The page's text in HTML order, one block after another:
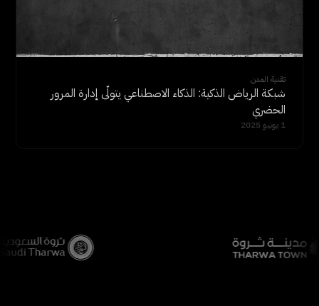
تقنية المدن
شبكة الرياض الذكية: الذكاء الاصطناعي يتولّى إدارة المرور
الحضري
1 يونيو 2025